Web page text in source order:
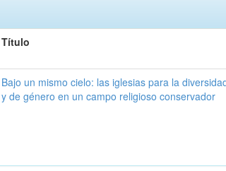
Título
Bajo un mismo cielo: las iglesias para la
y de género en un campo religioso conservador